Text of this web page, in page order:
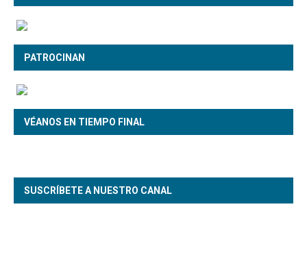
PATROCINAN
VÉANOS EN TIEMPO FINAL
SUSCRÍBETE A NUESTRO CANAL